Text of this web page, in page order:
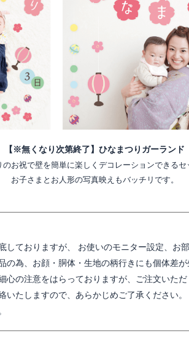
【※無くなり次第終了】ひなまつりガーランド
のお祝で壁を簡単に楽しくデコレーションできるセ
お子さまとお人形の写真映えもバッチリです。
しておりますが、 お使いのモニター設定、お
為、お顔・胴体・生地の柄行きにも個体差が
心の注意をはらっておりますが、ご注文いた
たしますので、あらかじめご了承ください。